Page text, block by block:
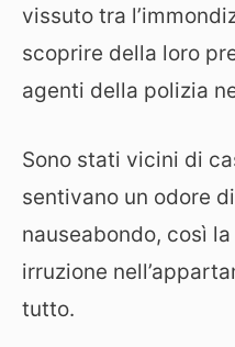
vissuto tra
scoprire della loro
agenti della polizia
Sono stati vicini di
sentivano un odore
nauseabondo, così
irruzione
tutto.